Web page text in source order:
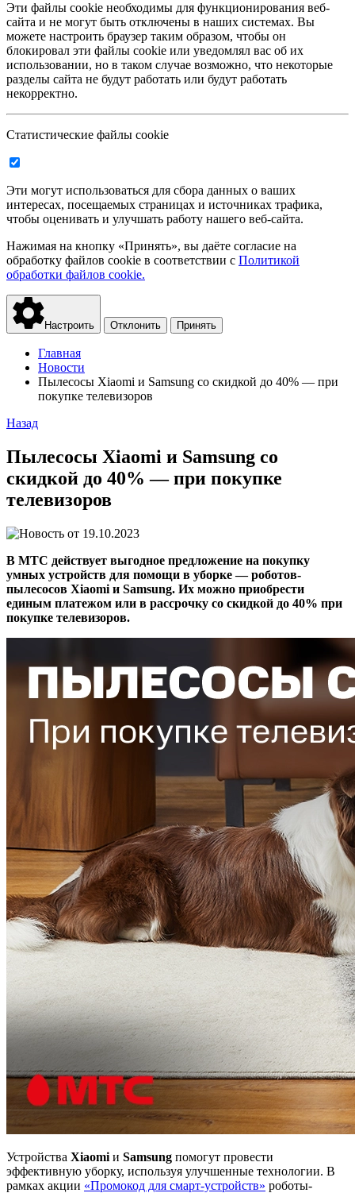
Эти файлы cookie необходимы для функционирования веб-
сайта и не могут быть отключены в наших системах. Вы
можете настроить браузер таким образом, чтобы он
блокировал эти файлы cookie или уведомлял вас об их
использовании, но в таком случае возможно, что некоторые
разделы сайта не будут работать или будут работать
некорректно.
Статистические файлы cookie
Эти могут использоваться для сбора данных о ваших
интересах, посещаемых страницах и источниках трафика,
чтобы оценивать и улучшать работу нашего веб-сайта.
Нажимая на кнопку «Принять», вы даёте согласие на
обработку файлов cookie в соответствии с Политикой
обработки файлов cookie.
Настроить Отклонить Принять
Главная
Новости
Пылесосы Xiaomi и Samsung со скидкой до 40% — при
покупке телевизоров
Назад
Пылесосы Xiaomi и Samsung со
скидкой до 40% — при покупке
телевизоров
19.10.2023
В МТС действует выгодное предложение на покупку
умных устройств для помощи в уборке — роботов-
пылесосов Xiaomi и Samsung. Их можно приобрести
единым платежом или в рассрочку со скидкой до 40% при
покупке телевизоров.
Устройства Xiaomi и Samsung помогут провести
эффективную уборку, используя улучшенные технологии. В
рамках акции «Промокод для смарт-устройств» роботы-